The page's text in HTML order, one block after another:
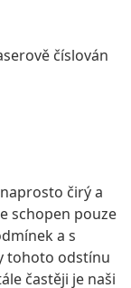
číslován
čirý a
schopen pouze
a s
tohoto odstínu
častěji je naši